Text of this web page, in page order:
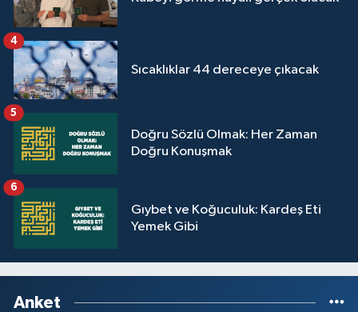
Sıcaklıklar 44 dereceye çıkacak
4
Doğru Sözlü Olmak: Her Zaman
Doğru Konuşmak
5
Gıybet ve Koğuculuk: Kardeş Eti
Yemek Gibi
6
Anket